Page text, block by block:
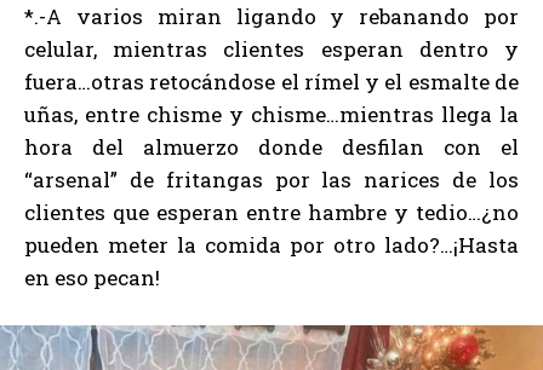
*.-A varios miran ligando y rebanando por
celular, mientras clientes esperan dentro y
fuera…otras retocándose el rímel y el esmalte de
uñas, entre chisme y chisme…mientras llega la
hora del almuerzo donde desfilan con el
“arsenal” de fritangas por las narices de los
clientes que esperan entre hambre y tedio…¿no
pueden meter la comida por otro lado?…¡Hasta
en eso pecan!